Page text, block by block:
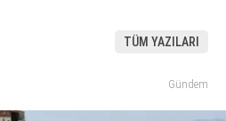
TÜM YAZILARI
Gündem